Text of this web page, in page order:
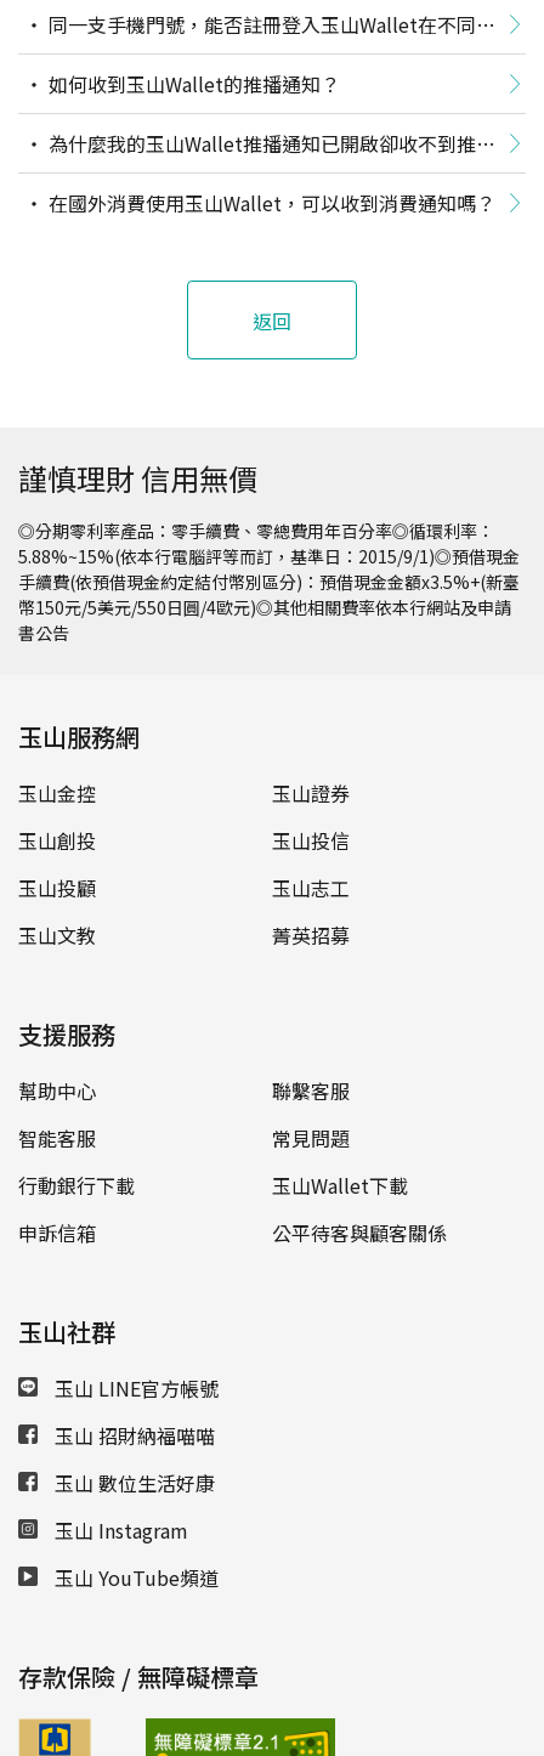
業系統(如iOS或android)的行動裝置上？
如何收到玉山Wallet的推播通知？
播？在國外消費使用玉山Wallet，可以收到消費通知嗎？
返回
謹慎理財 信用無價
◎分期零利率產品：零手續費、零總費用年百分率◎循環利率：
5.88%~15%(依本行電腦評等而訂，基準日：2015/9/1)◎預借現金
手續費(依預借現金約定結付幣別區分)：預借現金金額x3.5%+(新臺
幣150元/5美元/550日圓/4歐元)◎其他相關費率依本行網站及申請
書公告
玉山服務網
玉山金控
玉山證券
玉山創投
玉山投信
玉山投顧
玉山志工
玉山文教
菁英招募
支援服務
幫助中心
聯繫客服
智能客服
常見問題
行動銀行下載
玉山Wallet下載
申訴信箱
公平待客與顧客關係
玉山社群
玉山 LINE官方帳號
玉山 招財納福喵喵
玉山 數位生活好康
玉山 Instagram
玉山 YouTube頻道
存款保險 / 無障礙標章